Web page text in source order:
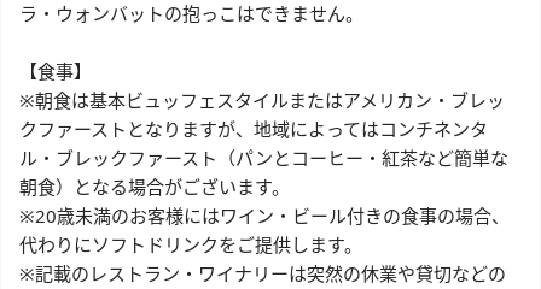
ラ・ウォンバットの抱っこはできません。
【食事】
※朝食は基本ビュッフェスタイルまたはアメリカン・ブレッ
クファーストとなりますが、地域によってはコンチネンタ
ル・ブレックファースト（パンとコーヒー・紅茶など簡単な
朝食）となる場合がございます。
※20歳未満のお客様にはワイン・ビール付きの食事の場合、
代わりにソフトドリンクをご提供します。
※記載のレストラン・ワイナリーは突然の休業や貸切などの